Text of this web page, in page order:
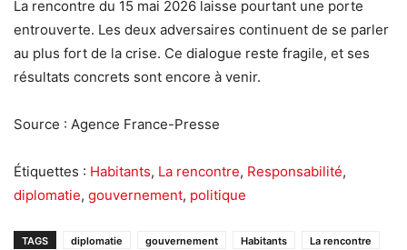
La rencontre du 15 mai 2026 laisse pourtant une porte
entrouverte. Les deux adversaires continuent de se parler
au plus fort de la crise. Ce dialogue reste fragile, et ses
résultats concrets sont encore à venir.
Source : Agence France-Presse
Étiquettes : Habitants, La rencontre, Responsabilité,
diplomatie, gouvernement, politique
TAGS diplomatie gouvernement Habitants
La rencontre